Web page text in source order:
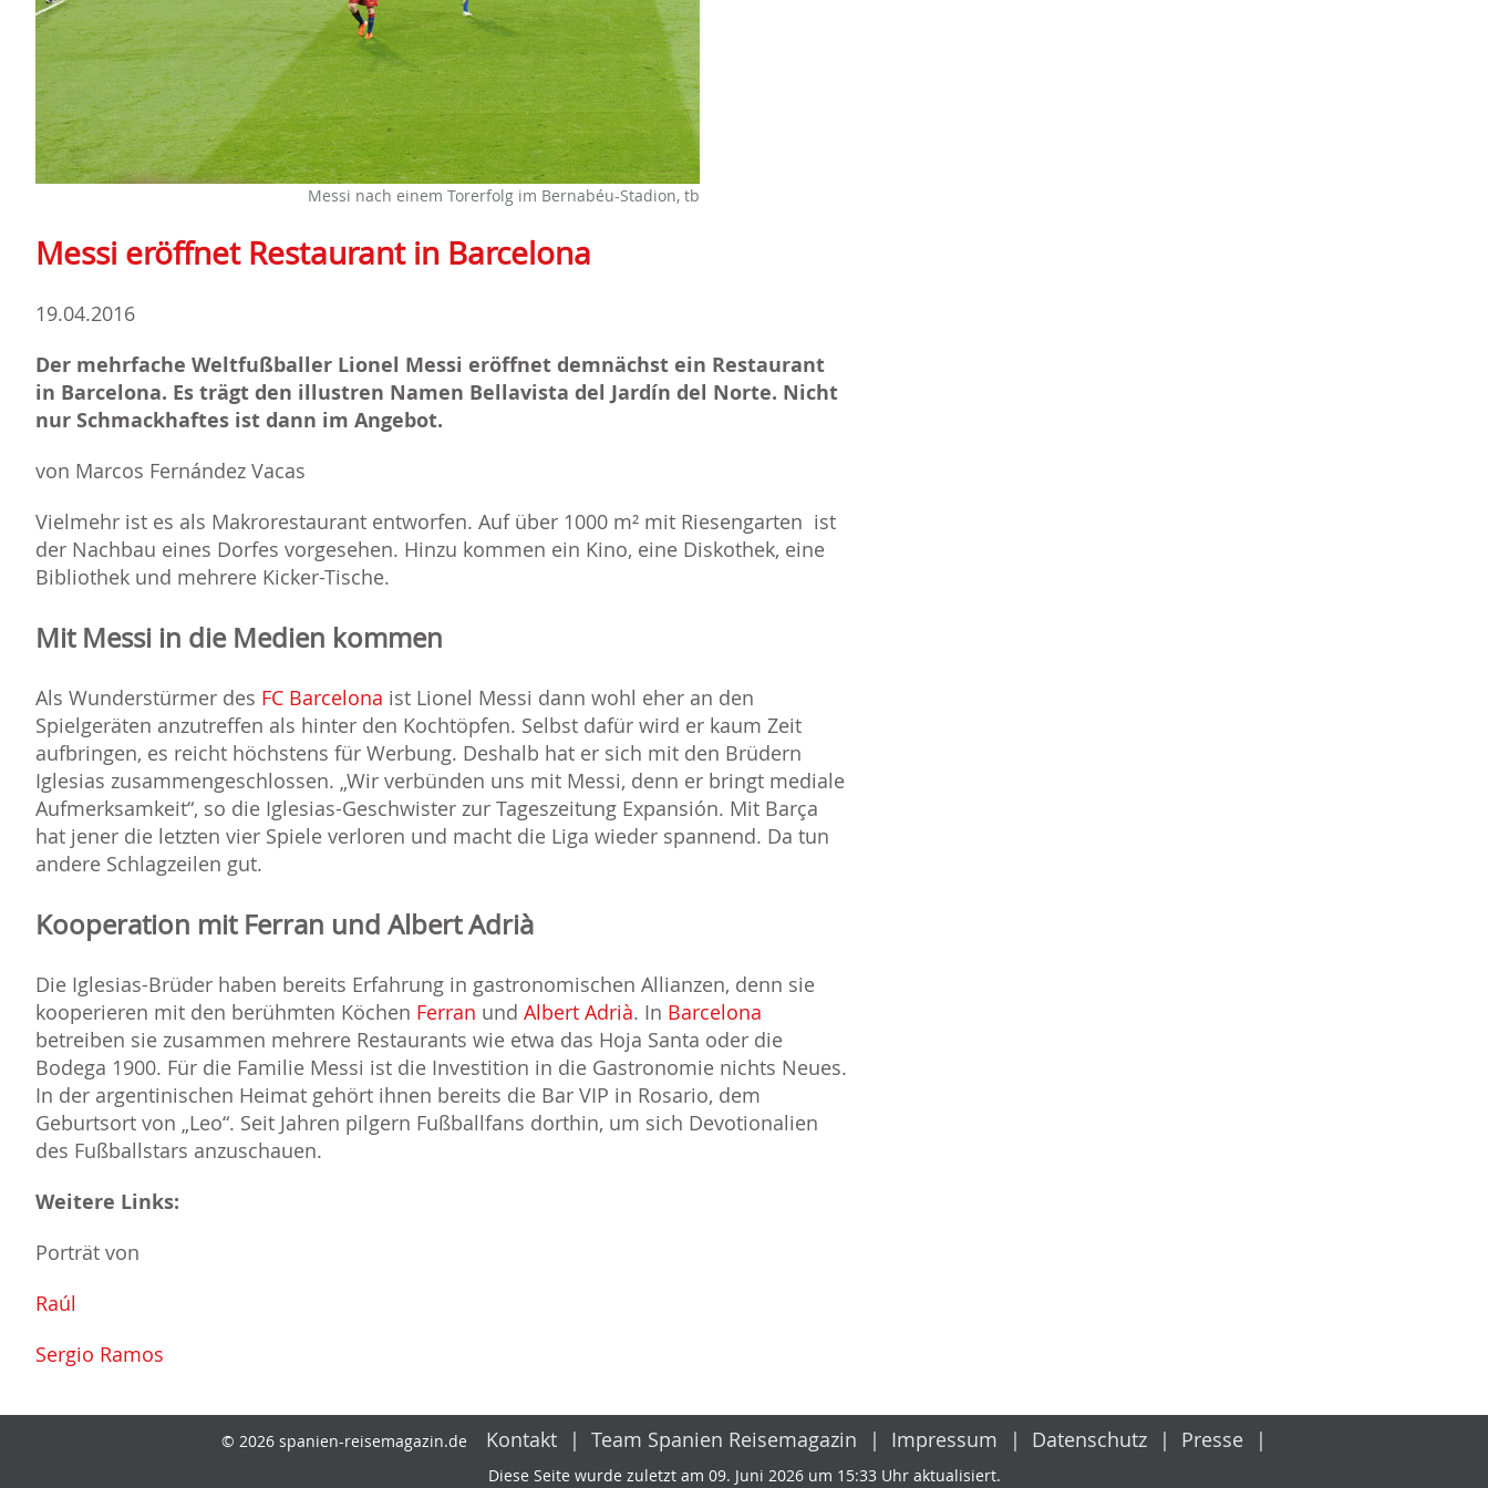
Messi nach einem Torerfolg im Bernabéu-Stadion, tb
Messi eröffnet Restaurant in Barcelona
19.04.2016
Der mehrfache Weltfußballer Lionel Messi eröffnet demnächst ein Restaurant
in Barcelona. Es trägt den illustren Namen Bellavista del Jardín del Norte. Nicht
nur Schmackhaftes ist dann im Angebot.
von Marcos Fernández Vacas
Vielmehr ist es als Makrorestaurant entworfen. Auf über 1000 m² mit Riesengarten ist
der Nachbau eines Dorfes vorgesehen. Hinzu kommen ein Kino, eine Diskothek, eine
Bibliothek und mehrere Kicker-Tische.
Mit Messi in die Medien kommen
Als Wunderstürmer des FC Barcelona ist Lionel Messi dann wohl eher an den
Spielgeräten anzutreffen als hinter den Kochtöpfen. Selbst dafür wird er kaum Zeit
aufbringen, es reicht höchstens für Werbung. Deshalb hat er sich mit den Brüdern
Iglesias zusammengeschlossen. „Wir verbünden uns mit Messi, denn er bringt mediale
Aufmerksamkeit“, so die Iglesias-Geschwister zur Tageszeitung Expansión. Mit Barça
hat jener die letzten vier Spiele verloren und macht die Liga wieder spannend. Da tun
andere Schlagzeilen gut.
Kooperation mit Ferran und Albert Adrià
Die Iglesias-Brüder haben bereits Erfahrung in gastronomischen Allianzen, denn sie
kooperieren mit den berühmten Köchen Ferran und Albert Adrià. In Barcelona
betreiben sie zusammen mehrere Restaurants wie etwa das Hoja Santa oder die
Bodega 1900. Für die Familie Messi ist die Investition in die Gastronomie nichts Neues.
In der argentinischen Heimat gehört ihnen bereits die Bar VIP in Rosario, dem
Geburtsort von „Leo“. Seit Jahren pilgern Fußballfans dorthin, um sich Devotionalien
des Fußballstars anzuschauen.
Weitere Links:
Porträt von
Raúl
Sergio Ramos
© 2026 spanien-reisemagazin.de Kontakt Team Spanien Reisemagazin Impressum Datenschutz Presse
Diese Seite wurde zuletzt am 09. Juni 2026 um 15:33 Uhr aktualisiert.